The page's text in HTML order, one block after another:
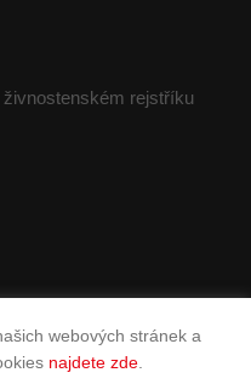
rejstříku
WEB MAKLÉŘE
webových stránek a
najdete zde